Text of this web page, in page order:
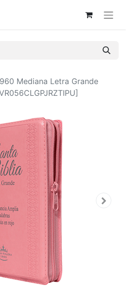
Mediana Letra Grande